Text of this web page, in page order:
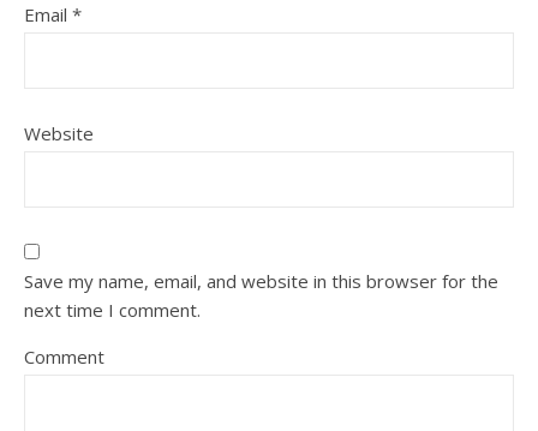
Email *
Website
Save my name, email, and website in this browser for the
next time I comment.
Comment